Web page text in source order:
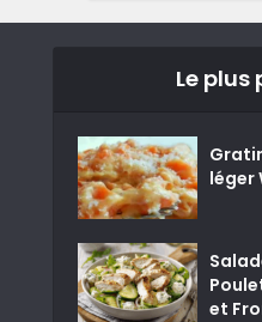
Le plus
léger
et